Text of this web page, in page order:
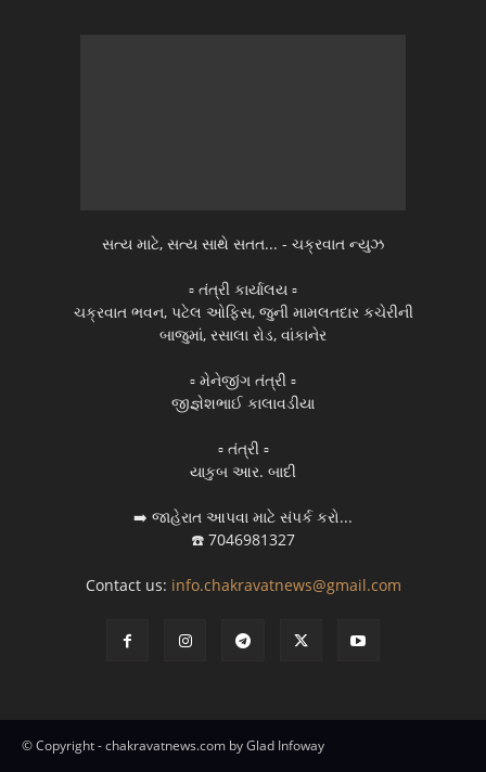
સત્ય માટે, સત્ય સાથે સતત... - ચક્રવાત ન્યુઝ
▫️ તંત્રી કાર્યાલય ▫️
ચક્રવાત ભવન, પટેલ ઓફિસ, જુની મામલતદાર કચેરીની
બાજુમાં, રસાલા રોડ, વાંકાનેર
▫️ મેનેજીંગ તંત્રી ▫️
જીજ્ઞેશભાઈ કાલાવડીયા
▫️ તંત્રી ▫️
યાકુબ આર. બાદી
➡️ જાહેરાત આપવા માટે સંપર્ક કરો...
☎️ 7046981327
Contact us: info.chakravatnews@gmail.com
© Copyright - chakravatnews.com by Glad Infoway